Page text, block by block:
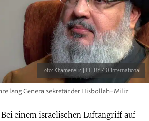
Foto: Khamenei.ir | CC BY 4.0 International
lang Generalsekretär der Hisbollah-Miliz
einem israelischen Luftangriff auf